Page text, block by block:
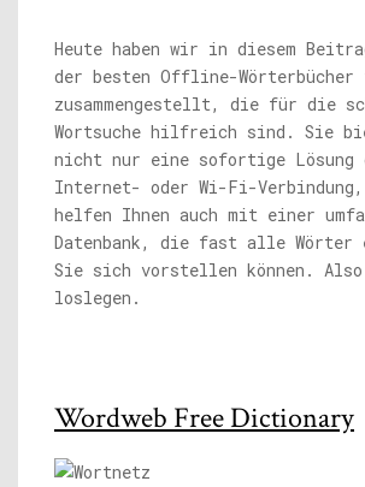
Heute haben wir in diesem
der besten Offline-Wörterbücher
zusammengestellt, die für die
Wortsuche hilfreich sind. Sie
nicht nur eine sofortige Lösung
Internet- oder Wi-Fi-Verbindung,
helfen Ihnen auch mit einer
Datenbank, die fast alle
Sie sich vorstellen können.
loslegen.
Wordweb Free Dictionary